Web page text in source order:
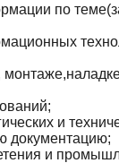
по
и
документацию;
и